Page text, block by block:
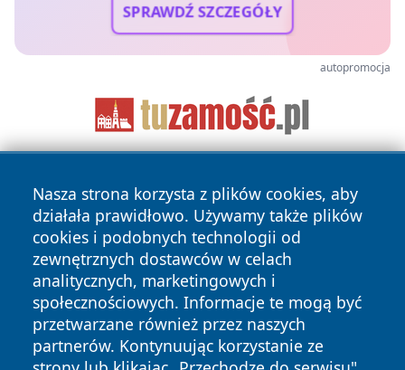
SPRAWDŹ SZCZEGÓŁY
autopromocja
Nasza strona korzysta z plików cookies, aby
działała prawidłowo. Używamy także plików
cookies i podobnych technologii od
zewnętrznych dostawców w celach
analitycznych, marketingowych i
społecznościowych. Informacje te mogą być
przetwarzane również przez naszych
partnerów. Kontynuując korzystanie ze
Copyright © 2026 tuzamosc.pl Wszystkie prawa zastrzeżone.
News Autorzy
Polityka
Polityka